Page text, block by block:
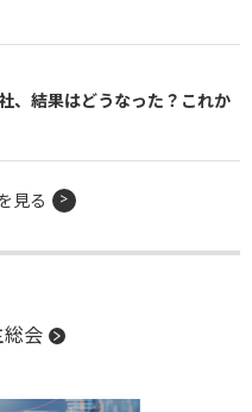
、結果はどうなった？これか
見る
会